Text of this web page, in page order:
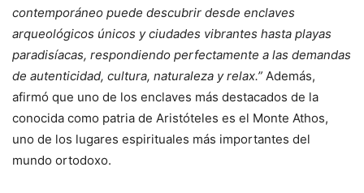
contemporáneo puede descubrir desde enclaves
arqueológicos únicos y ciudades vibrantes hasta playas
paradisíacas, respondiendo perfectamente a las demandas
de autenticidad, cultura, naturaleza y relax.” Además,
afirmó que uno de los enclaves más destacados de la
conocida como patria de Aristóteles es el Monte Athos,
uno de los lugares espirituales más importantes del
mundo ortodoxo.